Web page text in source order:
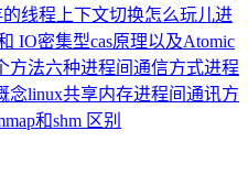
线程上下文切换怎么玩儿进
IO密集型cas原理以及Atomic
方法六种进程间通信方式进程
念linux共享内存进程间通讯方
和shm 区别